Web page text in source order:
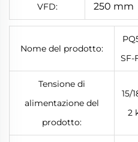
VFD:
250 mm
Nome del prodotto:
SF-
Tensione di
alimentazione del
prodotto:
15/
2